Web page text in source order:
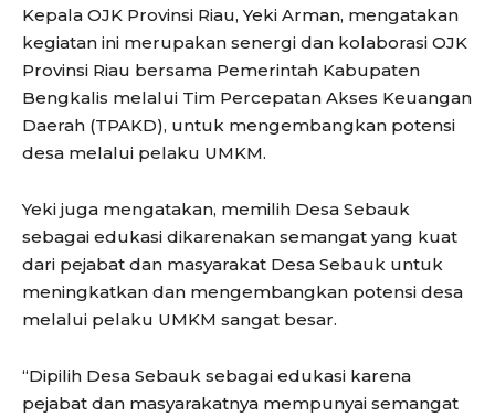
Kepala OJK Provinsi Riau, Yeki Arman, mengatakan
kegiatan ini merupakan senergi dan kolaborasi OJK
Provinsi Riau bersama Pemerintah Kabupaten
Bengkalis melalui Tim Percepatan Akses Keuangan
Daerah (TPAKD), untuk mengembangkan potensi
desa melalui pelaku UMKM.
Yeki juga mengatakan, memilih Desa Sebauk
sebagai edukasi dikarenakan semangat yang kuat
dari pejabat dan masyarakat Desa Sebauk untuk
meningkatkan dan mengembangkan potensi desa
melalui pelaku UMKM sangat besar.
“Dipilih Desa Sebauk sebagai edukasi karena
pejabat dan masyarakatnya mempunyai semangat